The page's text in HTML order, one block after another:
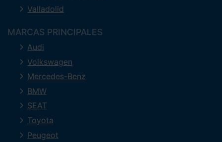
Valladolid
MARCAS PRINCIPALES
Audi
Volkswagen
Mercedes-Benz
BMW
SEAT
Toyota
Peugeot